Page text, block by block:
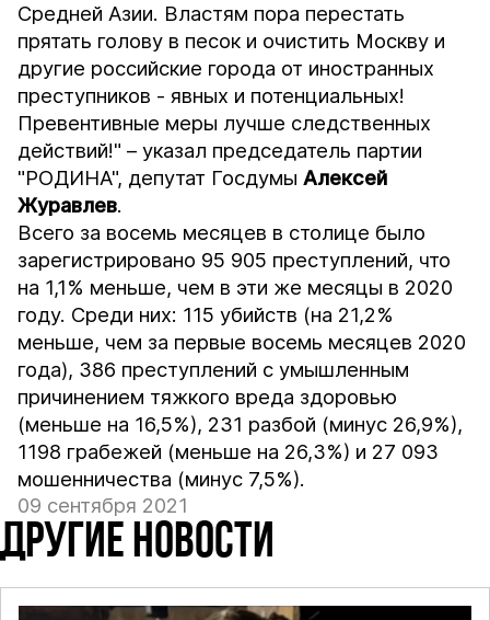
Средней Азии. Властям пора перестать
прятать голову в песок и очистить Москву и
другие российские города от иностранных
преступников - явных и потенциальных!
Превентивные меры лучше следственных
действий!" – указал председатель партии
"РОДИНА", депутат ГосдумыАлексей
Журавлев.
Всего за восемь месяцев в столице было
зарегистрировано 95 905 преступлений, что
на 1,1% меньше, чем в эти же месяцы в 2020
году. Среди них: 115 убийств (на 21,2%
меньше, чем за первые восемь месяцев 2020
года), 386 преступлений с умышленным
причинением тяжкого вреда здоровью
(меньше на 16,5%), 231 разбой (минус 26,9%),
1198 грабежей (меньше на 26,3%) и 27 093
мошенничества (минус 7,5%).
09 сентября 2021
ДРУГИЕ НОВОСТИ